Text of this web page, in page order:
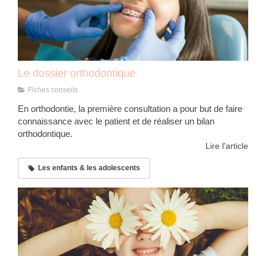
Le dossier orthodontique
Fiches conseils
En orthodontie, la première consultation a pour but de faire
connaissance avec le patient et de réaliser un bilan
orthodontique.
Lire l'article
Les enfants & les adolescents